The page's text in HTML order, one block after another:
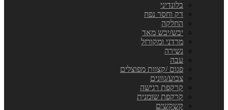
בלונדיני
דק וחסר נפח
החלקה
יבש/יבש מאד
מרדני ומקורזל
נשירה
עבה
פגום /קצוות מפוצלים
צבוע/גוונים
קרקפת רגישה
קרקפת שומנית
קשקשים